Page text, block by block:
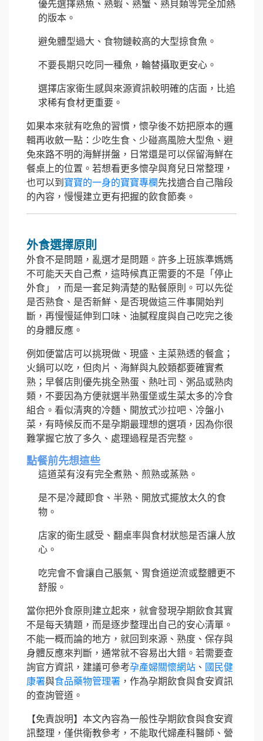
優先選擇熟魚、熟蝦、熟蟹、熟貝類等完全加熱
的版本。
避免體型過大、食物鏈較高的大型掠食魚。
不要長期只吃同一種魚，輪替攝取更安心。
選擇店家衛生感與來源資訊較明確的店面，比追
求稀有食材更重要。
如果本來就有吃魚的習慣，懷孕後不妨把原本的邏
輯再收斂一點：少吃生食、少碰高風險大型魚、避
免來路不明的海鮮拼盤，日常還是可以保留海鮮在
餐桌上的位置。若想看更多懷孕與育兒日常整理，
也可以到 寶寶的一身的寶寶專欄先找適合自己階段
的內容，慢慢建立更有把握的飲食節奏。
外食選擇原則
外食不是問題，亂選才是問題。許多上班族準媽媽
不可能天天自己煮，這時候真正需要的不是「停止
外食」，而是一套足夠清楚的點餐原則。可以先從
是否熟食、是否新鮮、是否現做這三件事開始判
斷，再慢慢延伸到口味、油膩程度與自己吃完之後
的身體反應。
例如便當店可以挑現做、現盛、主菜熟透的餐盒；
火鍋可以吃，但肉片、海鮮與丸餃類都要確實煮
熟；早餐店則優先挑全熟蛋、熱吐司、粥品或熟肉
類，不要因為方便就選半熟蛋堡或生菜太多的冷食
組合。看似清爽的冷麵、開放式沙拉吧、冷盤小
菜，有時候反而不是孕期最理想的選項，因為你很
難掌握它放了多久、處理過程是否完整。
點餐前先想這些
這道菜有沒有完全煮熟、煎熟或蒸熟。
是不是冷藏即食、半熟、開放式擺放太久的食
物。
店家的衛生感受、翻桌率與食材狀態是否讓人放
心。
吃完會不會讓自己脹氣、胃食道逆流或整體更不
舒服。
當你把外食原則建立起來，就會發現孕期飲食其實
不是每天猜題，而是逐步整理出自己的安心清單。
不能一概而論的地方，就回到來源、熟度、保存與
身體反應來判斷，通常就不容易出大錯。若需要查
詢官方資訊，建議可參考孕產婦關懷網站 、 國民健
康署與食品藥物管理署 ，作為孕期飲食與食安資訊
的查詢管道。
【免責說明】本文內容為一般性孕期飲食與食安資
訊整理，僅供衛教參考，不能取代婦產科醫師、營